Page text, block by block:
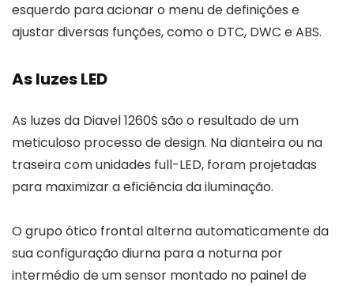
esquerdo para acionar o menu de definições e
ajustar diversas funções, como o DTC, DWC e ABS.
As luzes LED
As luzes da Diavel 1260S são o resultado de um
meticuloso processo de design. Na dianteira ou na
traseira com unidades full-LED, foram projetadas
para maximizar a eficiência da iluminação.
O grupo ótico frontal alterna automaticamente da
sua configuração diurna para a noturna por
intermédio de um sensor montado no painel de